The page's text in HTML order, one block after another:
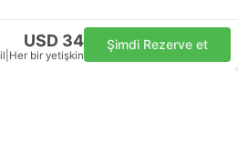
USD 34
Her bir yetişkin
Şimdi Rezerve et